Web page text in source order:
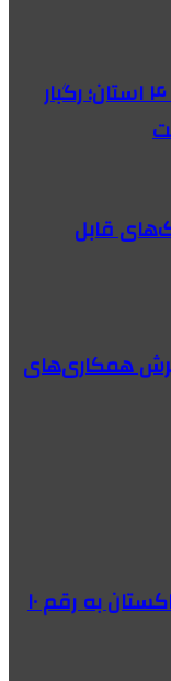
هشدار نارنجی هواشناسی برای ۴ استان؛ رگبار
قابل
همکاری‌های
افزایش حجم تجارت بین ایران و پاکستان به رقم ۱۰